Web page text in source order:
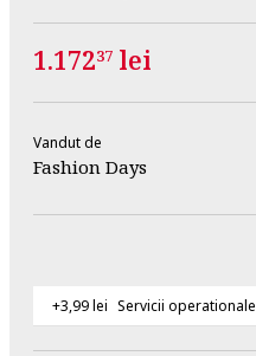
1.17237 lei
Vandut de
Fashion Days
+3,99 lei Servicii operationale